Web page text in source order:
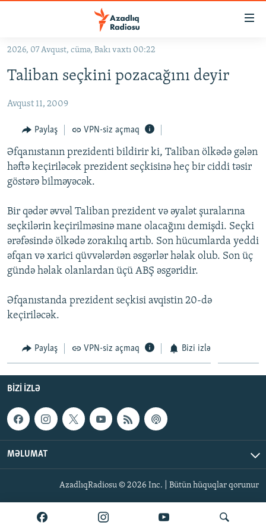
Əsas
qayıt
naviqasiyaya
Axtarışa
keç
KORRUPSIOMETR
#ƏSLINDƏ
FƏRQƏ BAX
QANUNI DOĞRU
ARAŞDIRMA
MULTIMEDIA
VIDEO
FOTOQALEREYA
KARIKATURA
RADIO ARXIV
OXU ZALI
AZƏRBAYCAN ƏDƏBIYYATI KITABXANASI
İSLAM VƏ DEMOKRATIYA
İZ - MƏDƏNIYYƏT PROQRAMI
HAQQIMIZDA
PEŞƏ ETIKASI VƏ JURNALISTIKA STANDARTLARIMIZ
MATERIALLARIMIZDAN ISTIFADƏ
AZADLIQRADIOSU MOBIL TELEFONUNUZDA
BIZIMLƏ ƏLAQƏ
XƏBƏR BÜLLETENLƏRIMIZ
RFE/RL-in bütün saytları
2026, 07 Avqust, cümə, Bakı vaxtı 00:22
Taliban seçkini pozacağını deyir
Avqust 11, 2009
Paylaş VPN-siz açmaq
Əfqanıstanın prezidenti bildirir ki, Taliban ölkədə gələn
həftə keçiriləcək prezident seçkisinə heç bir ciddi təsir
göstərə bilməyəcək.
Bir qədər əvvəl Taliban prezident və əyalət şuralarına
seçkilərin keçirilməsinə mane olacağını demişdi. Seçki
ərəfəsində ölkədə zorakılıq artıb. Son hücumlarda yeddi
əfqan və xarici qüvvələrdən əsgərlər həlak olub. Son üç
gündə həlak olanlardan üçü ABŞ əsgəridir.
Əfqanıstanda prezident seçkisi avqistin 20-də
keçiriləcək.
Paylaş VPN-siz açmaq Bizi izlə
BIZI IZLƏ
MƏLUMAT
AzadlıqRadiosu © 2026 Inc. | Bütün hüquqlar qorunur